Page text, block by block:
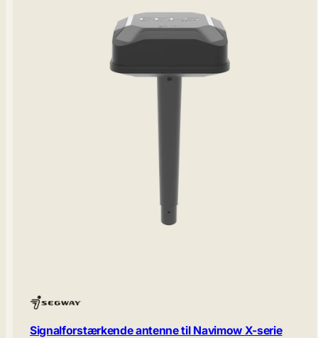
Signalforstærkende antenne til Navimow X-serie